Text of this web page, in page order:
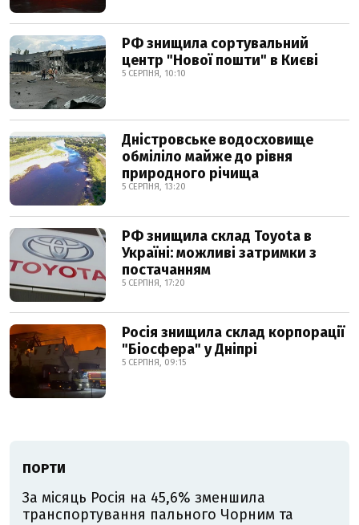
РФ знищила сортувальний
центр "Нової пошти" в Києві
5 СЕРПНЯ, 10:10
Дністровське водосховище
обміліло майже до рівня
природного річища
5 СЕРПНЯ, 13:20
РФ знищила склад Toyota в
Україні: можливі затримки з
постачанням
5 СЕРПНЯ, 17:20
Росія знищила склад корпорації
"Біосфера" у Дніпрі
5 СЕРПНЯ, 09:15
ПОРТИ
За місяць Росія на 45,6% зменшила
транспортування пального Чорним та